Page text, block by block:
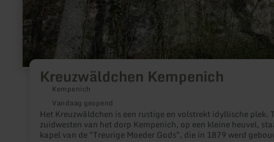
Kreuzwäldchen Kempenich
Kempenich
Vandaag geopend
Het Kreuzwäldchen is een rustige en volstrekt idyllische plek.
zuidwesten van het dorp Kempenich, op een kleine heuvel,
kapel van de "Treurige Moeder Gods", die in 1879 werd